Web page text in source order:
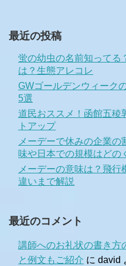
最近の投稿
蛍の幼虫の名前知ってる
は？生態アレコレ
GWゴールデンウィーク
5選
道民おススメ！函館五稜
トアップ
メーデーで休みの企業
味や日本での規模はどの
メーデーの意味は？飛
違いまで解説
最近のコメント
講師へのお礼状の書き
と例文もご紹介 に david